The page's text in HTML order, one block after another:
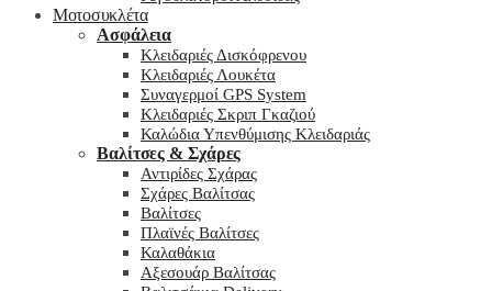
Μοτοσυκλέτα
Ασφάλεια
Κλειδαριές Δισκόφρενου
Κλειδαριές Λουκέτα
Συναγερμοί GPS System
Κλειδαριές Σκριπ Γκαζιού
Καλώδια Υπενθύμισης Κλειδαριάς
Βαλίτσες & Σχάρες
Αντιρίδες Σχάρας
Σχάρες Βαλίτσας
Βαλίτσες
Πλαϊνές Βαλίτσες
Καλαθάκια
Αξεσουάρ Βαλίτσας